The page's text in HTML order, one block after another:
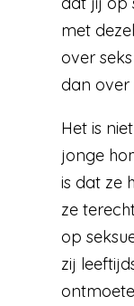
met
over
dan over
Het is
jonge
is dat ze
ze
op
zij